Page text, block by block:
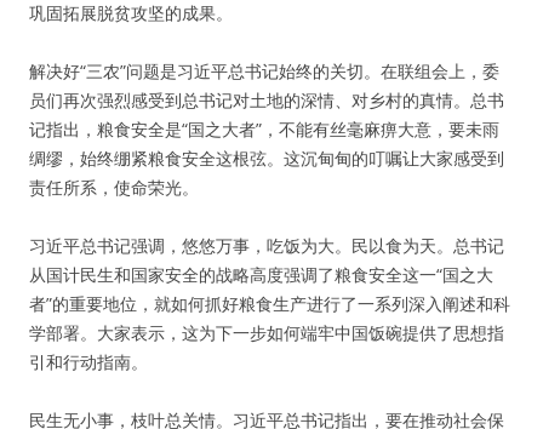
巩固拓展脱贫攻坚的成果。
解决好“三农”问题是习近平总书记始终的关切。在联组会上，委
员们再次强烈感受到总书记对土地的深情、对乡村的真情。总书
记指出，粮食安全是“国之大者”，不能有丝毫麻痹大意，要未雨
绸缪，始终绷紧粮食安全这根弦。这沉甸甸的叮嘱让大家感受到
责任所系，使命荣光。
习近平总书记强调，悠悠万事，吃饭为大。民以食为天。总书记
从国计民生和国家安全的战略高度强调了粮食安全这一“国之大
者”的重要地位，就如何抓好粮食生产进行了一系列深入阐述和科
学部署。大家表示，这为下一步如何端牢中国饭碗提供了思想指
引和行动指南。
民生无小事，枝叶总关情。习近平总书记指出，要在推动社会保